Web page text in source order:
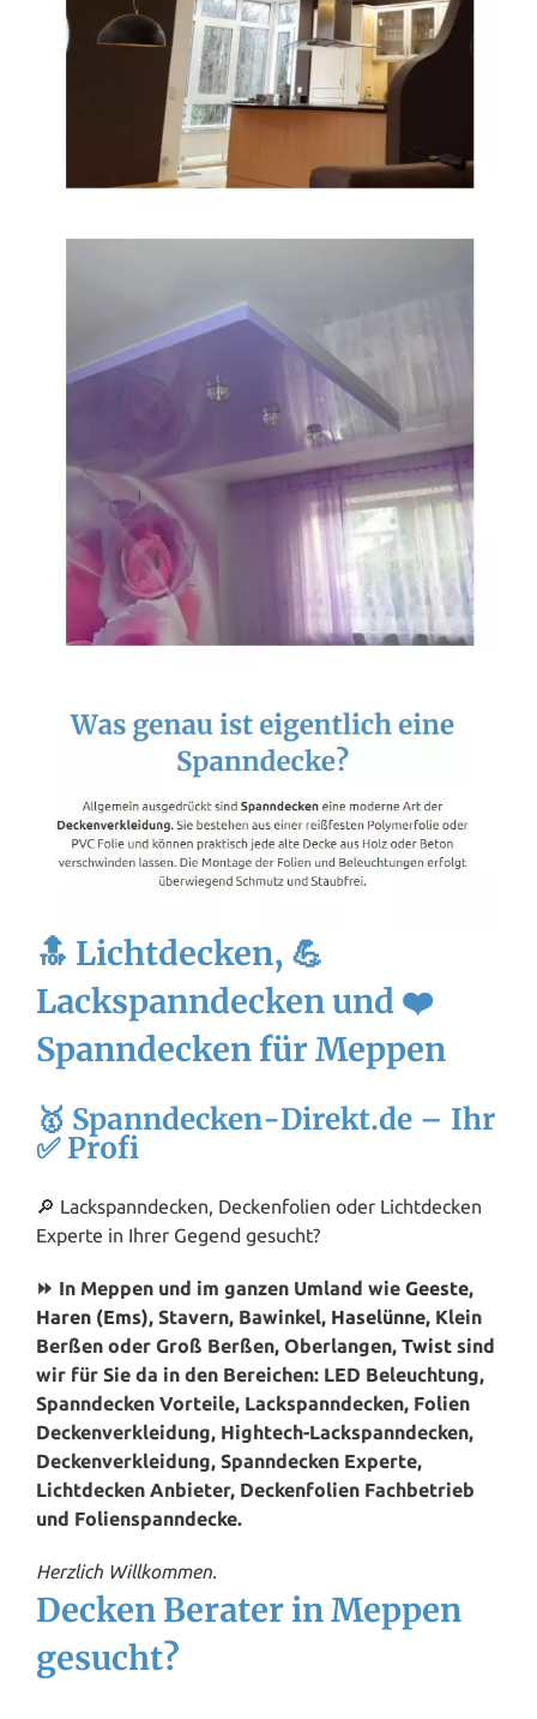
🔝 Lichtdecken, 💪
Lackspanndecken und ❤️
Spanndecken für Meppen
🥇 Spanndecken-Direkt.de – Ihr
✅ Profi
🔎 Lackspanndecken, Deckenfolien oder Lichtdecken
Experte in Ihrer Gegend gesucht?
⏩ In Meppen und im ganzen Umland wie Geeste,
Haren (Ems), Stavern, Bawinkel, Haselünne, Klein
Berßen oder Groß Berßen, Oberlangen, Twist sind
wir für Sie da in den Bereichen: LED Beleuchtung,
Spanndecken Vorteile, Lackspanndecken, Folien
Deckenverkleidung, Hightech-Lackspanndecken,
Deckenverkleidung, Spanndecken Experte,
Lichtdecken Anbieter, Deckenfolien Fachbetrieb
und Folienspanndecke.
Herzlich Willkommen.
Decken Berater in Meppen
gesucht?